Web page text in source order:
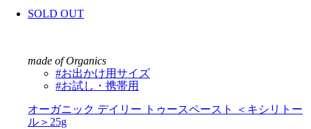
SOLD OUT
made of Organics
#お出かけ用サイズ
#お試し・携帯用
オーガニック デイリー トゥースペースト ＜キシリトー
ル＞25g